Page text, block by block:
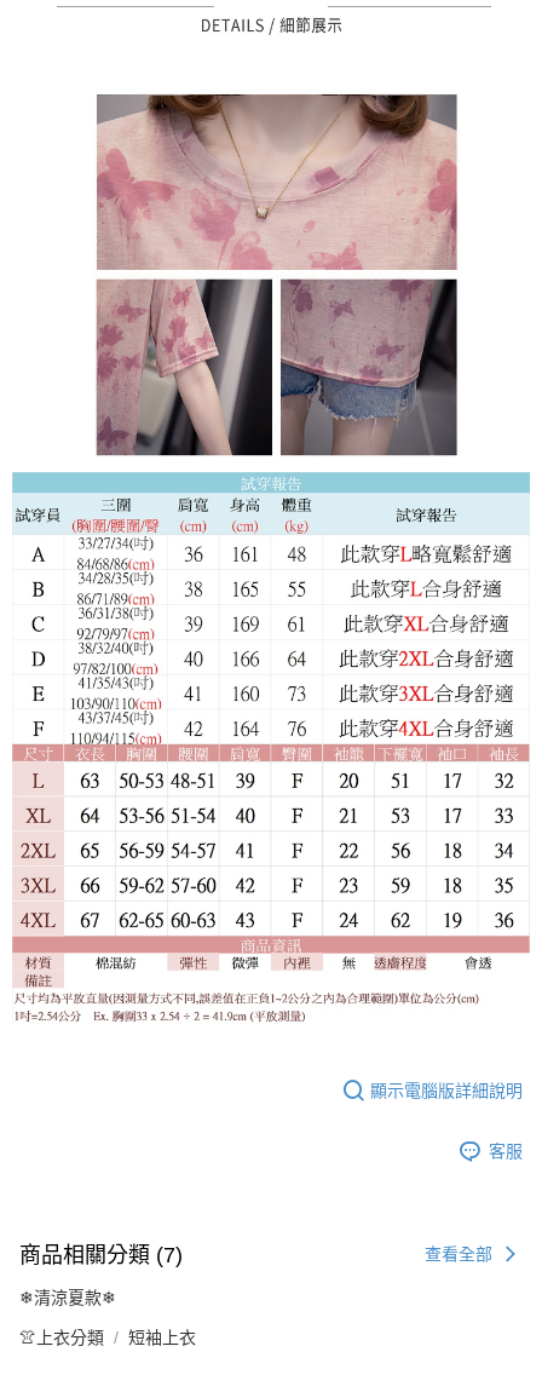
顯示電腦版詳細說明
客服
商品相關分類 (7) 查看全部
❄清涼夏款❄
👚上衣分類 短袖上衣